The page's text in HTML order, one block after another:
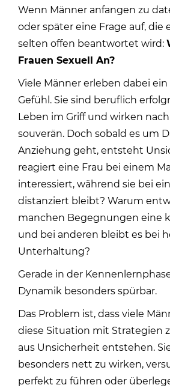
Wenn Männer anfangen zu
oder später eine Frage auf, die
selten offen beantwortet wird:
Frauen Sexuell An?
Viele Männer erleben dabei ein
Gefühl. Sie sind beruflich
Leben im Griff und wirken
souverän. Doch sobald es um
Anziehung geht, entsteht
reagiert eine Frau bei einem
interessiert, während sie bei
distanziert bleibt? Warum
manchen Begegnungen eine
und bei anderen bleibt es bei
Unterhaltung?
Gerade in der
Dynamik besonders spürbar.
Das Problem ist, dass viele
diese Situation mit Strategien
aus Unsicherheit entstehen.
besonders nett zu wirken,
perfekt zu führen oder